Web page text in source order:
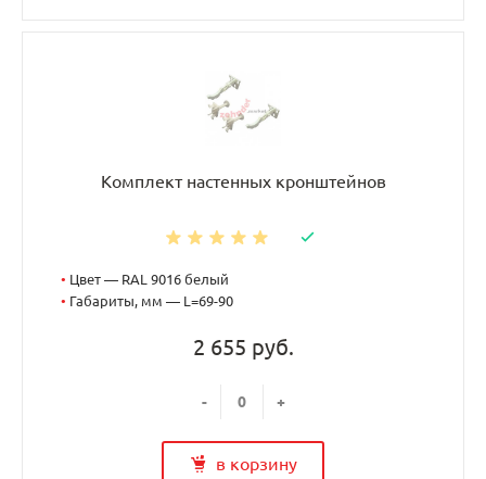
Комплект настенных кронштейнов
• Цвет — RAL 9016 белый
• Габариты, мм — L=69-90
2 655 руб.
- +
в корзину